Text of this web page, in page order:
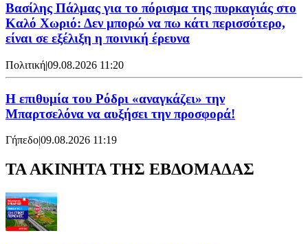
Βασίλης Πάλμας για το πόρισμα της πυρκαγιάς στο
Καλό Χωριό: Δεν μπορώ να πω κάτι περισσότερο,
είναι σε εξέλιξη η ποινική έρευνα
Πολιτική|09.08.2026 11:20
Η επιθυμία του Ρόδρι «αναγκάζει» την
Μπαρτσελόνα να αυξήσει την προσφορά!
Γήπεδο|09.08.2026 11:19
ΤΑ ΑΚΙΝΗΤΑ ΤΗΣ ΕΒΔΟΜΑΔΑΣ